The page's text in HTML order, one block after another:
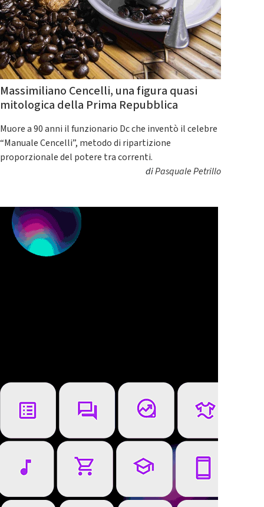
Massimiliano Cencelli, una figura quasi
mitologica della Prima Repubblica
Muore a 90 anni il funzionario Dc che inventò il celebre
“Manuale Cencelli”, metodo di ripartizione
proporzionale del potere tra correnti.
diPasquale Petrillo